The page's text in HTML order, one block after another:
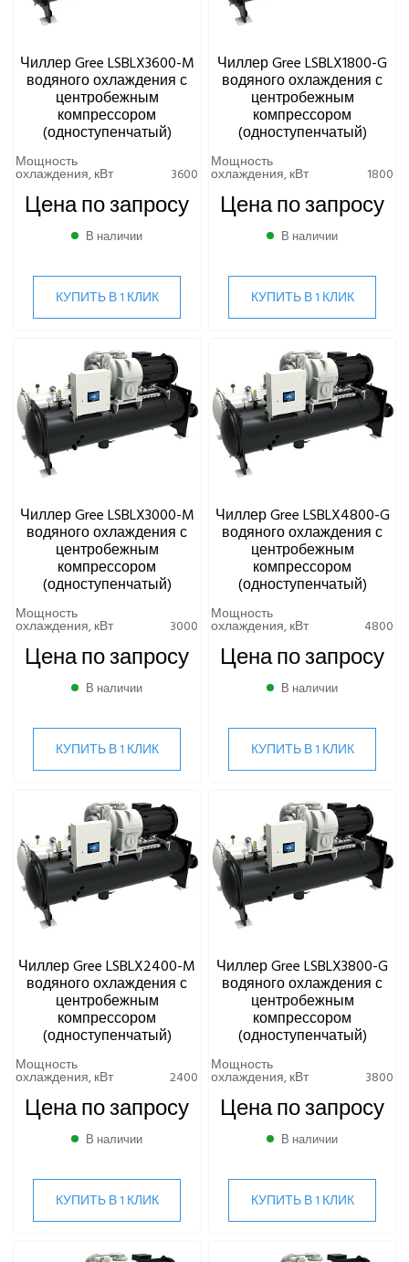
Чиллер Gree LSBLX3600-M
водяного охлаждения с
центробежным
компрессором
(одноступенчатый)
Мощность
охлаждения, кВт 3600
Цена по запросу
В наличии
КУПИТЬ В 1 КЛИК
Чиллер Gree LSBLX1800-G
водяного охлаждения с
центробежным
компрессором
(одноступенчатый)
Мощность
охлаждения, кВт 1800
Цена по запросу
В наличии
КУПИТЬ В 1 КЛИК
Чиллер Gree LSBLX3000-M
водяного охлаждения с
центробежным
компрессором
(одноступенчатый)
Мощность
охлаждения, кВт 3000
Цена по запросу
В наличии
КУПИТЬ В 1 КЛИК
Чиллер Gree LSBLX4800-G
водяного охлаждения с
центробежным
компрессором
(одноступенчатый)
Мощность
охлаждения, кВт 4800
Цена по запросу
В наличии
КУПИТЬ В 1 КЛИК
Чиллер Gree LSBLX2400-M
водяного охлаждения с
центробежным
компрессором
(одноступенчатый)
Мощность
охлаждения, кВт 2400
Цена по запросу
В наличии
КУПИТЬ В 1 КЛИК
Чиллер Gree LSBLX3800-G
водяного охлаждения с
центробежным
компрессором
(одноступенчатый)
Мощность
охлаждения, кВт 3800
Цена по запросу
В наличии
КУПИТЬ В 1 КЛИК